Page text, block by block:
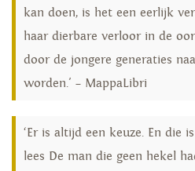
kan doen, is het een eerlijk
haar dierbare verloor in de
door de jongere generaties
worden.' – MappaLibri
‘Er is altijd een keuze. En die
lees De man die geen hekel